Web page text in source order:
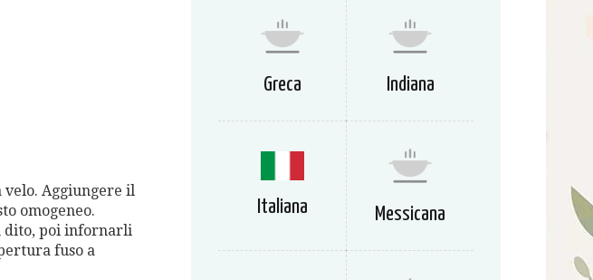
velo. Aggiungere il
omogeneo.
dito, poi infornarli
fuso a
Greca Indiana
Italiana Messicana